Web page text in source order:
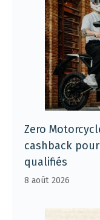
Zero
cashback
qualifiés
8 août 2026